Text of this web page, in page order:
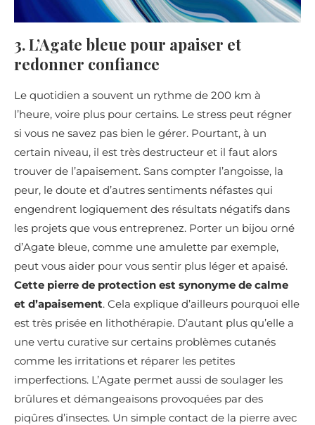
3. L’Agate bleue pour apaiser et
redonner confiance
Le quotidien a souvent un rythme de 200 km à
l’heure, voire plus pour certains. Le stress peut régner
si vous ne savez pas bien le gérer. Pourtant, à un
certain niveau, il est très destructeur et il faut alors
trouver de l’apaisement. Sans compter l’angoisse, la
peur, le doute et d’autres sentiments néfastes qui
engendrent logiquement des résultats négatifs dans
les projets que vous entreprenez. Porter un bijou orné
d’Agate bleue, comme une amulette par exemple,
peut vous aider pour vous sentir plus léger et apaisé.
Cette pierre de protection est synonyme de calme
et d’apaisement. Cela explique d’ailleurs pourquoi elle
est très prisée en lithothérapie. D’autant plus qu’elle a
une vertu curative sur certains problèmes cutanés
comme les irritations et réparer les petites
imperfections. L’Agate permet aussi de soulager les
brûlures et démangeaisons provoquées par des
piqûres d’insectes. Un simple contact de la pierre avec